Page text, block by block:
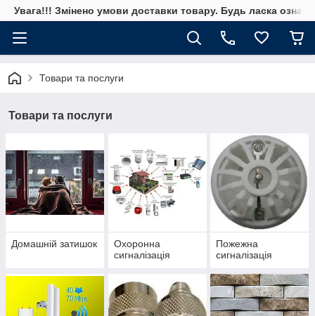
Увага!!! Змінено умови доставки товару. Будь ласка
Товари та послуги
Товари та послуги
Домашній затишок
Охоронна
сигналізація
Пожежна
сигналізація